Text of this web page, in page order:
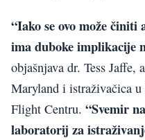
“Iako se ovo može
ima duboke implikacije
objašnjava dr. Tess Jaffe,
Maryland i istraživačica
Flight Centru. “Svemir
laboratorij za